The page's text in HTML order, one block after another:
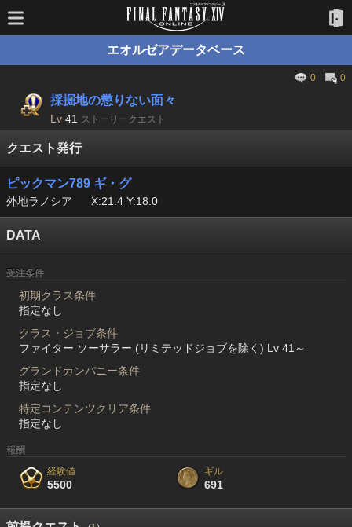
エオルゼアデータベース
0 0
採掘地の懲りない面々
Lv 41 ストーリークエスト
クエスト発行
ピックマン789 ギ・グ
外地ラノシア X:21.4 Y:18.0
DATA
受注条件
初期クラス条件
指定なし
クラス・ジョブ条件
ファイター ソーサラー (リミテッドジョブを除く) Lv 41～
グランドカンパニー条件
指定なし
特定コンテンツクリア条件
指定なし
報酬
経験値
5500
ギル
691